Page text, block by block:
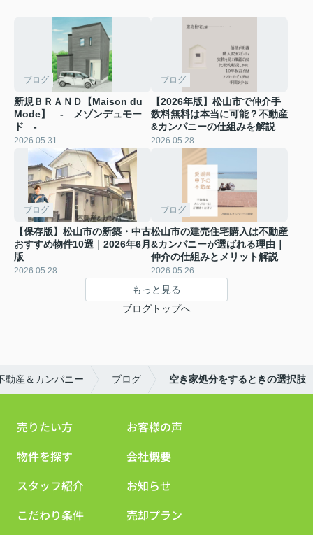
ブログ
新規ＢＲＡＮＤ【Maison du
Mode】 - メゾンデュモー
ド -
2026.05.31
ブログ
【2026年版】松山市で仲介手
数料無料は本当に可能？不動産
&カンパニーの仕組みを解説
2026.05.28
ブログ
【保存版】松山市の新築・中古
おすすめ物件10選｜2026年6月
版
2026.05.28
ブログ
松山市の建売住宅購入は不動産
&カンパニーが選ばれる理由｜
仲介の仕組みとメリット解説
2026.05.26
もっと見る
ブログトップへ
動産＆カンパニー ブログ 空き家処分をするときの選択肢
売りたい方
物件を探す
スタッフ紹介
こだわり条件
お客様の声
会社概要
お知らせ
売却プラン